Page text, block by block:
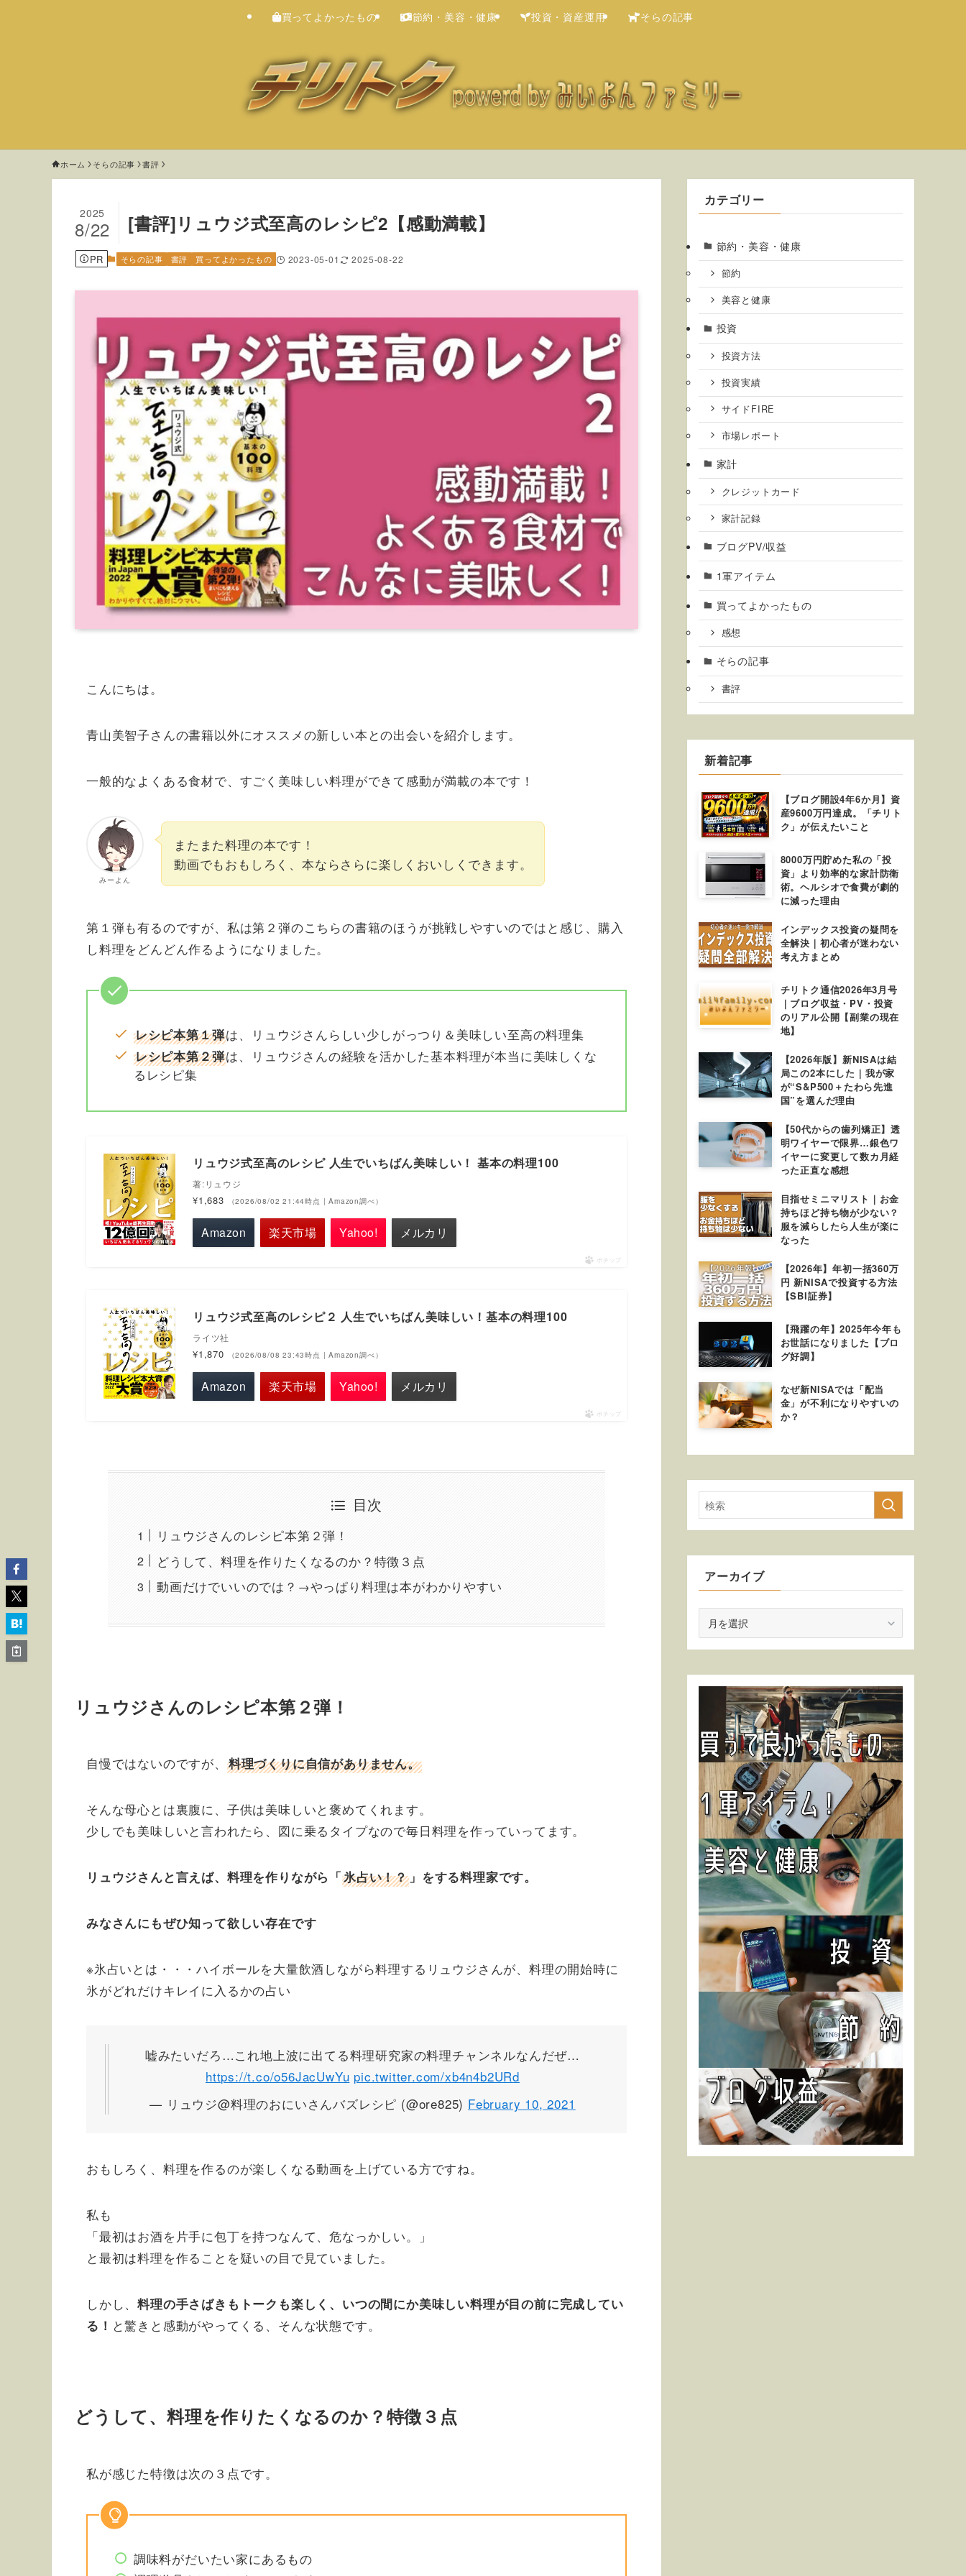
買ってよかったもの 節約・美容・健康 投資・資産運用 そらの記事
ホーム そらの記事 書評
[書評]リュウジ式至高のレシピ2【感動満載】
2025
8/22
PR そらの記事 書評 買ってよかったもの 2023-05-01 2025-08-22
こんにちは。
青山美智子さんの書籍以外にオススメの新しい本との出会いを紹介します。
一般的なよくある食材で、すごく美味しい料理ができて感動が満載の本です！
みーよん
またまた料理の本です！
動画でもおもしろく、本ならさらに楽しくおいしくできます。
第１弾も有るのですが、私は第２弾のこちらの書籍のほうが挑戦しやすいのではと感じ、購入
し料理をどんどん作るようになりました。
レシピ本第１弾は、リュウジさんらしい少しがっつり＆美味しい至高の料理集
レシピ本第２弾は、リュウジさんの経験を活かした基本料理が本当に美味しくな
るレシピ集
リュウジ式至高のレシピ 人生でいちばん美味しい！ 基本の料理100
著:リュウジ
¥1,683 （2026/08/02 21:44時点 | Amazon調べ）
Amazon 楽天市場 Yahoo! メルカリ
ポチップ
リュウジ式至高のレシピ２ 人生でいちばん美味しい！基本の料理100
ライツ社
¥1,870 （2026/08/08 23:43時点 | Amazon調べ）
Amazon 楽天市場 Yahoo! メルカリ
ポチップ
目次
リュウジさんのレシピ本第２弾！
どうして、料理を作りたくなるのか？特徴３点
動画だけでいいのでは？→やっぱり料理は本がわかりやすい
リュウジさんのレシピ本第２弾！
自慢ではないのですが、 料理づくりに自信がありません。
そんな母心とは裏腹に、子供は美味しいと褒めてくれます。
少しでも美味しいと言われたら、図に乗るタイプなので毎日料理を作っていってます。
リュウジさんと言えば、料理を作りながら「氷占い！？ 」をする料理家です。
みなさんにもぜひ知って欲しい存在です
※氷占いとは・・・ハイボールを大量飲酒しながら料理するリュウジさんが、料理の開始時に
氷がどれだけキレイに入るかの占い
嘘みたいだろ…これ地上波に出てる料理研究家の料理チャンネルなんだぜ…
https://t.co/o56JacUwYu pic.twitter.com/xb4n4b2URd
— リュウジ@料理のおにいさんバズレシピ (@ore825) February 10, 2021
おもしろく、料理を作るのが楽しくなる動画を上げている方ですね。
私も
「最初はお酒を片手に包丁を持つなんて、危なっかしい。」
と最初は料理を作ることを疑いの目で見ていました。
しかし、料理の手さばきもトークも楽しく、いつの間にか美味しい料理が目の前に完成してい
る！ と驚きと感動がやってくる、そんな状態です。
どうして、料理を作りたくなるのか？特徴３点
私が感じた特徴は次の３点です。
調味料がだいたい家にあるもの
カテゴリー
節約・美容・健康
節約
美容と健康
投資
投資方法
投資実績
サイドFIRE
市場レポート
家計
クレジットカード
家計記録
ブログPV/収益
1軍アイテム
買ってよかったもの
感想
そらの記事
書評
新着記事
【ブログ開設4年6か月】資
産9600万円達成。「チリト
ク」が伝えたいこと
8000万円貯めた私の「投
資」より効率的な家計防衛
術。ヘルシオで食費が劇的
に減った理由
インデックス投資の疑問を
全解決｜初心者が迷わない
考え方まとめ
チリトク通信2026年3月号
｜ブログ収益・PV・投資
のリアル公開【副業の現在
地】
【2026年版】新NISAは結
局この2本にした｜我が家
が“S&P500＋たわら先進
国”を選んだ理由
【50代からの歯列矯正】透
明ワイヤーで限界…銀色ワ
イヤーに変更して数カ月経
った正直な感想
目指せミニマリスト｜お金
持ちほど持ち物が少ない？
服を減らしたら人生が楽に
なった
【2026年】年初一括360万
円 新NISAで投資する方法
【SBI証券】
【飛躍の年】2025年今年も
お世話になりました【ブロ
グ好調】
なぜ新NISAでは「配当
金」が不利になりやすいの
か？
アーカイブ
カ
ブ